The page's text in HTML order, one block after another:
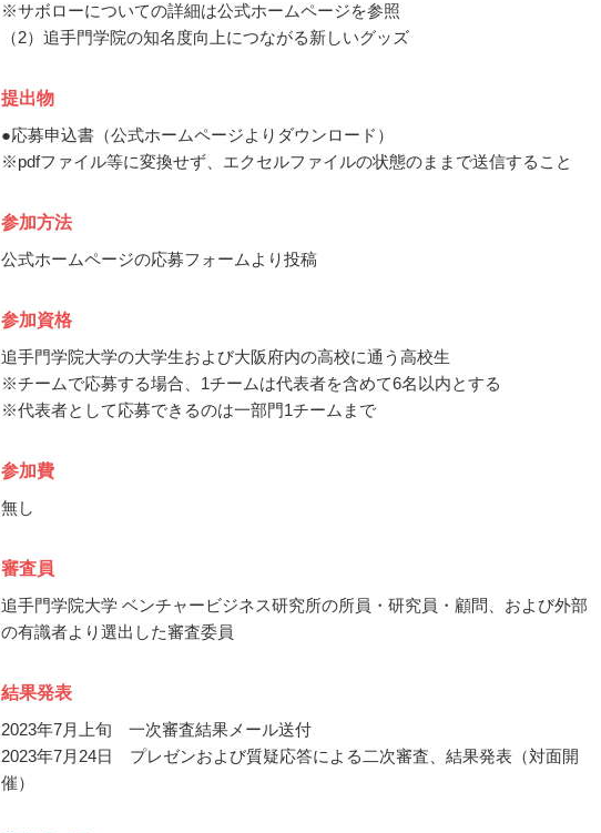
※サボローについての詳細は公式ホームページを参照
（2）追手門学院の知名度向上につながる新しいグッズ
提出物
●応募申込書（公式ホームページよりダウンロード）
※pdfファイル等に変換せず、エクセルファイルの状態のままで送信すること
参加方法
公式ホームページの応募フォームより投稿
参加資格
追手門学院大学の大学生および大阪府内の高校に通う高校生
※チームで応募する場合、1チームは代表者を含めて6名以内とする
※代表者として応募できるのは一部門1チームまで
参加費
無し
審査員
追手門学院大学 ベンチャービジネス研究所の所員・研究員・顧問、および外部
の有識者より選出した審査委員
結果発表
2023年7月上旬 一次審査結果メール送付
2023年7月24日 プレゼンおよび質疑応答による二次審査、結果発表（対面開
催）